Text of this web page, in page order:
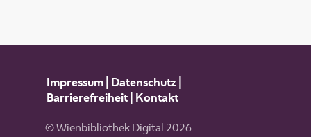
Impressum| Datenschutz|
Barrierefreiheit| Kontakt
© Wienbibliothek Digital 2026